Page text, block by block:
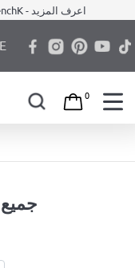
برنامج الشراكة (التسويق بالعمولة) BenchK - اعرف المزيد
0